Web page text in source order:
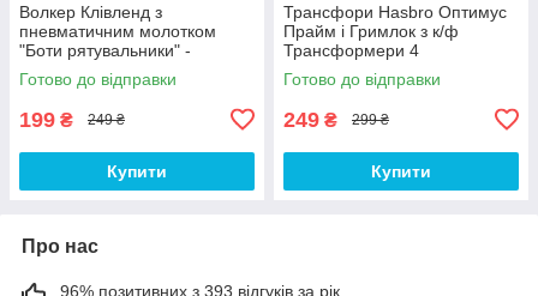
Волкер Клівленд з
пневматичним молотком
"Боти рятувальники" -
Walker&Jackhammer, Rescue
Bots, Hasbro
Готово до відправки
199 ₴ 249 ₴
Купити
Трансфори Hasbro Оптимус
Прайм і Гримлок з к/ф
Трансформери 4
Готово до відправки
249 ₴ 299 ₴
Купити
Про нас
96% позитивних з 393 відгуків за рік